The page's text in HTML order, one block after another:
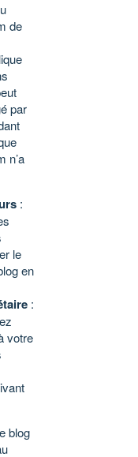
de
par
n’a
:
le
en
:
votre
blog